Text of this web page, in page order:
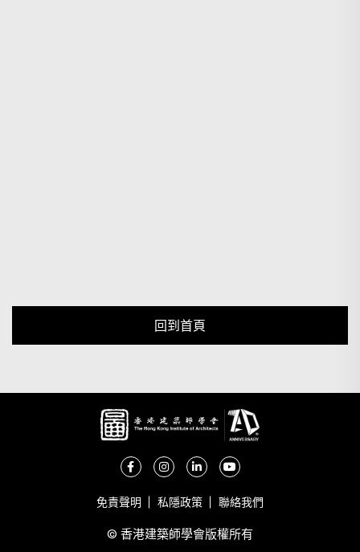
回到首頁
免責聲明 私隱政策 聯絡我們
© 香港建築師學會版權所有